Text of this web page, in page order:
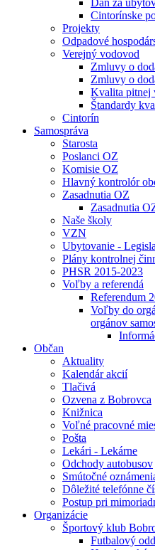
Daň za
Cintorínske
Projekty
Odpadové
Verejný vodovod
Zmluvy o
Zmluvy o
Kvalita pitnej
Štandardy
Cintorín
Samospráva
Starosta
Poslanci OZ
Komisie OZ
Hlavný kontrolór
Zasadnutia OZ
Zasadnutia
Naše školy
VZN
Ubytovanie -
Plány kontrolnej
PHSR 2015-2023
Voľby a referendá
Referendum
Voľby do
orgánov
Občan
Aktuality
Kalendár akcií
Tlačivá
Ozvena z Bobrovca
Knižnica
Voľné pracovné
Pošta
Lekári - Lekárne
Odchody autobusov
Smútočné
Dôležité telefónne
Postup pri
Organizácie
Športový klub
Futbalový